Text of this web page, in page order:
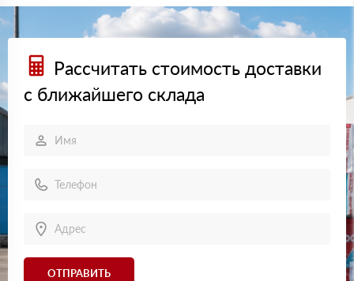
Рассчитать стоимость доставки
с ближайшего склада
ОТПРАВИТЬ